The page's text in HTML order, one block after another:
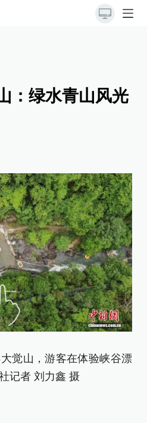
：绿水青山风光
觉山，游客在体验峡谷漂
记者 刘力鑫 摄